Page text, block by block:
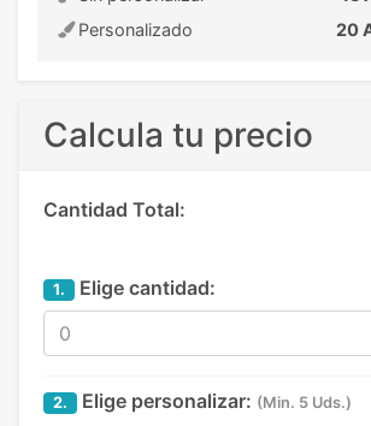
Personalizado
20
Calcula tu precio
Cantidad Total:
1. Elige cantidad:
2. Elige personalizar: (Min. 5 Uds.)